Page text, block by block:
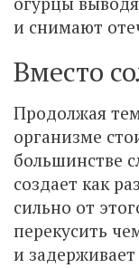
и снимают
Вместо
Продолжая
организме
большинстве
создает как
сильно от
перекусить
и